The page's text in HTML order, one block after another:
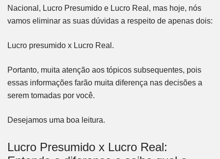
Nacional, Lucro Presumido e Lucro Real, mas hoje, nós
vamos eliminar as suas dúvidas a respeito de apenas dois:
Lucro presumido x Lucro Real.
Portanto, muita atenção aos tópicos subsequentes, pois
essas informações farão muita diferença nas decisões a
serem tomadas por você.
Desejamos uma boa leitura.
Lucro Presumido x Lucro Real: